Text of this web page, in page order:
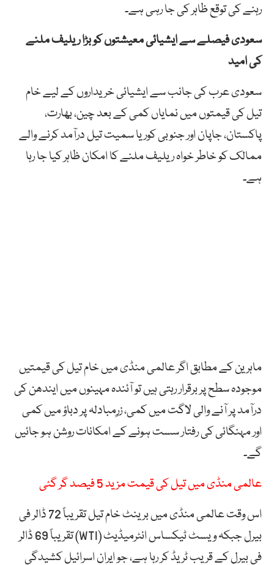
رہنے کی توقع ظاہر کی جا رہی ہے۔
سعودی فیصلے سے ایشیائی معیشتوں کو بڑا ریلیف ملنے
کی امید
سعودی عرب کی جانب سے ایشیائی خریداروں کے لیے خام
تیل کی قیمتوں میں نمایاں کمی کے بعد چین، بھارت،
پاکستان، جاپان اور جنوبی کوریا سمیت تیل درآمد کرنے والے
ممالک کو خاطر خواہ ریلیف ملنے کا امکان ظاہر کیا جا رہا
ہے۔
ماہرین کے مطابق اگر عالمی منڈی میں خام تیل کی قیمتیں
موجودہ سطح پر برقرار رہتی ہیں تو آئندہ مہینوں میں ایندھن کی
درآمد پر آنے والی لاگت میں کمی، زرِمبادلہ پر دباؤ میں کمی
اور مہنگائی کی رفتار سست ہونے کے امکانات روشن ہو جائیں
گے۔
عالمی منڈی میں تیل کی قیمت مزید 5 فیصد گر گئی
اس وقت عالمی منڈی میں برینٹ خام تیل تقریباً 72 ڈالر فی
بیرل جبکہ ویسٹ ٹیکساس انٹرمیڈیٹ (WTI) تقریباً 69 ڈالر
فی بیرل کے قریب ٹریڈ کر رہا ہے، جو ایران اسرائیل کشیدگی